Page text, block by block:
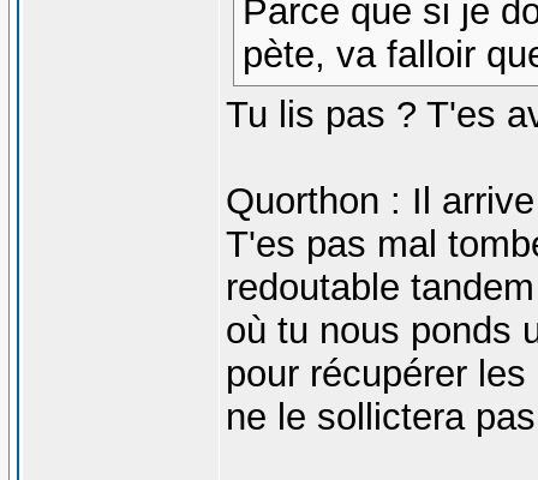
Parce que si je
pète, va falloir
Tu lis pas ? T'es
Quorthon : Il
T'es pas mal
redoutable
où tu nous ponds
pour récupérer
ne le sollictera